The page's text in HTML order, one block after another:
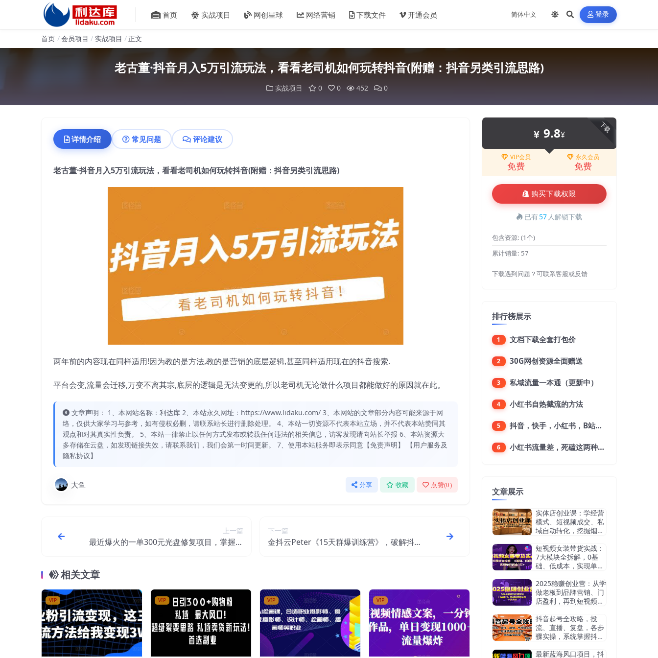
首页 实战项目 网创星球 网络营销 下载文件 开通会员 登录
首页 会员项目 实战项目 正文
老古董·抖音月入5万引流玩法，看看老司机如何玩转抖音(附赠：抖音另类引流思路)
实战项目 0 0 452 0
详情介绍 常见问题 评论建议
老古董·抖音月入5万引流玩法，看看老司机如何玩转抖音(附赠：抖音另类引流思路)
两年前的内容现在同样适用!因为教的是方法,教的是营销的底层逻辑,甚至同样适用现在的抖音搜索.
平台会变,流量会迁移,万变不离其宗,底层的逻辑是无法变更的,所以老司机无论做什么项目都能做好的原因就在此。
文章声明： 1、本网站名称：利达库 2、本站永久网址：https://www.lidaku.com/ 3、本网站的文章部分内容可能来源于网
络，仅供大家学习与参考，如有侵权必删，请联系站长进行删除处理。 4、本站一切资源不代表本站立场，并不代表本站赞同其
观点和对其真实性负责。 5、本站一律禁止以任何方式发布或转载任何违法的相关信息，访客发现请向站长举报 6、本站资源大
多存储在云盘，如发现链接失效，请联系我们，我们会第一时间更新。 7、使用本站服务即表示同意【免责声明】 【用户服务及
隐私协议】
大鱼 分享 收藏 点赞(0)
上一篇
最近爆火的一单300元光盘修复项目，掌握技
下一篇
金抖云Peter《15天群爆训练营》，破解抖音
相关文章
VIP VIP VIP VIP
下载
9.8¥
VIP会员
免费
永久会员
免费
购买下载权限
已有57 人解锁下载
包含资源: (1个)
累计销量: 57
下载遇到问题？可联系客服或反馈
排行榜展示
1 文档下载全套打包价
2 30G网创资源全面赠送
3 私域流量一本通（更新中）
4 小红书自热截流的方法
5 抖音，快手，小红书，B站，微博，微信公众号，微信视频号。每一个平台，都是不一样的机会，对应不一样的赚钱思路
6 小红书流量差，死磕这两种笔记就好
文章展示
实体店创业课：学经营
模式、短视频成交、私
域自动转化，挖掘烟酒
短视频女装带货实战：
7大模块全拆解，0基
础、低成本，实现单月
2025稳赚创业营：从学
做老板到品牌营销、门
店盈利，再到短视频获
抖音起号全攻略，投
流、直播、复盘，各步
骤实操，系统掌握抖音
最新蓝海风口项目，抖